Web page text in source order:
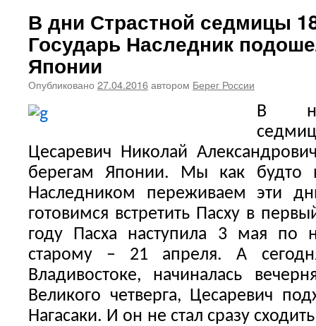
В дни Страстной седмицы
Государь Наследник
Японии
Опубликовано 27.04.2016автором Берег России
В
Цесаревич Николай
берегам Японии. Мы как будто
Наследником переживаем эти
готовимся встретить Пасху в
году Пасха наступила 3 мая по
старому – 21 апреля. А
Владивостоке, начиналась
Великого четверга, Цесаревич
Нагасаки. И он не стал сразу